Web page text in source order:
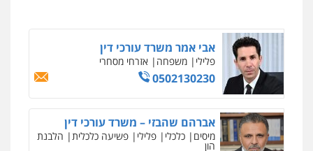
אבי אמר משרד עורכי דין
פלילי משפחה אזרחי מסחרי
0502130230
אברהם שהבזי – משרד עורכי דין
מיסים כלכלי פלילי פשיעה כלכלית הלבנת
הון
ניר קידר – צלם
צילום עורכי דין שירותים מקצועיים לעורכי
דין
0504578527
רונן הלל – מוניטין